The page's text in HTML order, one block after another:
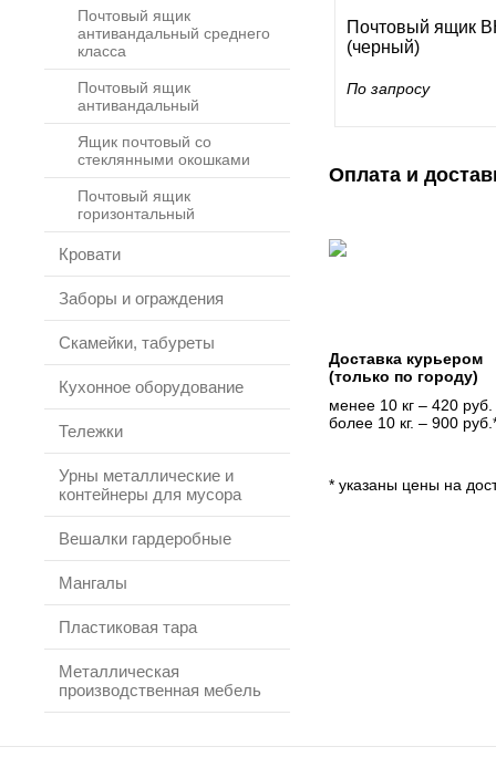
Почтовый ящик
антивандальный среднего
класса
Почтовый ящик
антивандальный
Ящик почтовый со
стеклянными окошками
Почтовый ящик
горизонтальный
Кровати
Заборы и ограждения
Скамейки, табуреты
Кухонное оборудование
Тележки
Урны металлические и
контейнеры для мусора
Вешалки гардеробные
Мангалы
Пластиковая тара
Металлическая
производственная мебель
Почтовый ящик
(черный)
По запросу
Оплата и
Доставка курьером
(только по городу)
менее 10 кг – 420 руб.
более 10 кг. – 900
* указаны цены на